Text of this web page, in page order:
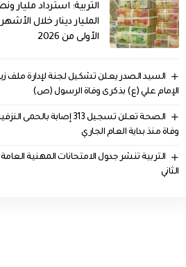
التربية: استرداد مليار
المليار دينار خلال
الأولى من 2026
السيد الصدر يعلن تشكيل لجنة لإدارة ملف
الإمام علي (ع) بذكرى وفاة الرسول (ص)
وفاة منذ بداية العام الجاري
التربية تنشر جدول الامتحانات المهنية العامة
الثاني